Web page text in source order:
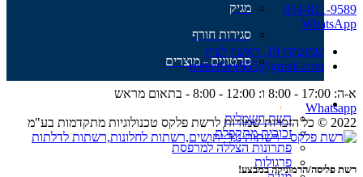
מגיק
סגירות חורף
סרטונים - מוצרים
תחומי התמחות
רשת חשמלית
זכוכית מתקפלת
פתרונות הצללה למרפסת
פרגולות
054-811-9589
WhatsApp
שמוטקין 19, ראשון לציון
reshetflex555@gmail.com
א-ה: 17:00 - 8:00 ו: 12:00 - 8:00 - בתאום מראש
Whatsapp
2022 © כל הזכויות שמורות לרשת פלקס טכנולוגיות מתקדמות בע"מ
רשת פליסה/הרמוניקה במבצע!